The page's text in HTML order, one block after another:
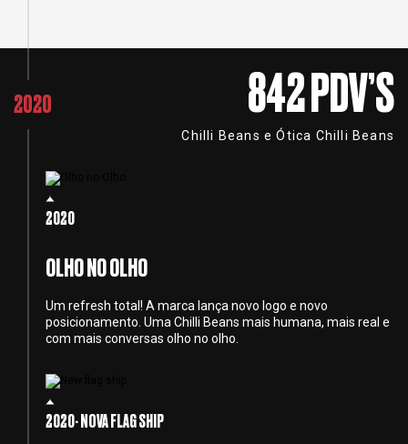
2020 842 PDV’S
Chilli Beans e Ótica Chilli Beans
2020
OLHO NO OLHO
Um refresh total! A marca lança novo logo e novo
posicionamento. Uma Chilli Beans mais humana, mais real e
com mais conversas olho no olho.
2020- NOVA FLAG SHIP